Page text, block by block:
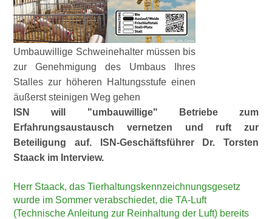
Umbauwillige Schweinehalter müssen bis
zur Genehmigung des Umbaus Ihres
Stalles zur höheren Haltungsstufe einen
äußerst steinigen Weg gehen
ISN will
umbauwillige
Betriebe zum
Erfahrungsaustausch vernetzen und ruft zur
Beteiligung auf. ISN-Geschäftsführer Dr. Torsten
Staack im Interview.
Herr Staack, das Tierhaltungskennzeichnungsgesetz
wurde im Sommer verabschiedet, die TA-Luft
(Technische Anleitung zur Reinhaltung der Luft) bereits